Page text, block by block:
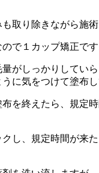
取り除きながら施術
で１カップ矯正です
がしっかりしてい
に気をつけて塗布し
を終えたら、規定
し、規定時間が来